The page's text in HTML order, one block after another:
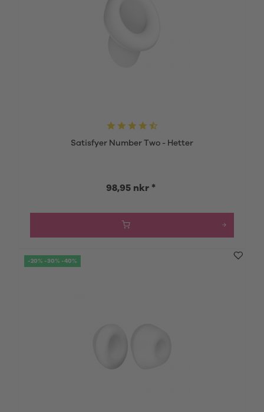
Satisfyer Number Two - Hetter
98,95 nkr *
-20% -30% -40%